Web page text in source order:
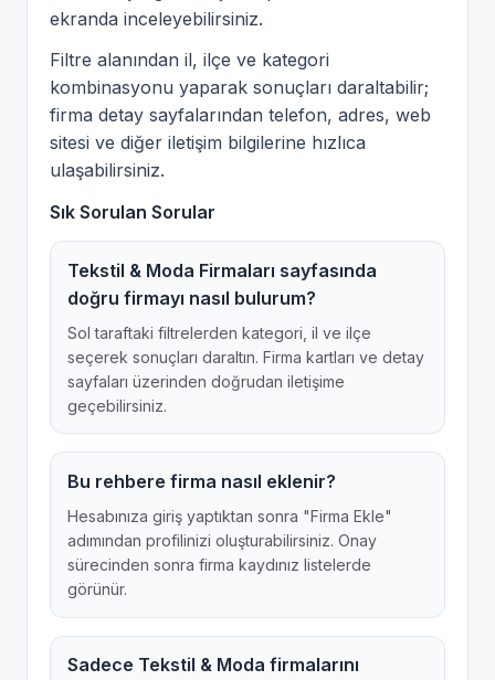
ekranda inceleyebilirsiniz.
Filtre alanından il, ilçe ve kategori
kombinasyonu yaparak sonuçları daraltabilir;
firma detay sayfalarından telefon, adres, web
sitesi ve diğer iletişim bilgilerine hızlıca
ulaşabilirsiniz.
Sık Sorulan Sorular
Tekstil & Moda Firmaları sayfasında
doğru firmayı nasıl bulurum?
Sol taraftaki filtrelerden kategori, il ve ilçe
seçerek sonuçları daraltın. Firma kartları ve detay
sayfaları üzerinden doğrudan iletişime
geçebilirsiniz.
Bu rehbere firma nasıl eklenir?
Hesabınıza giriş yaptıktan sonra "Firma Ekle"
adımından profilinizi oluşturabilirsiniz. Onay
sürecinden sonra firma kaydınız listelerde
görünür.
Sadece Tekstil & Moda firmalarını